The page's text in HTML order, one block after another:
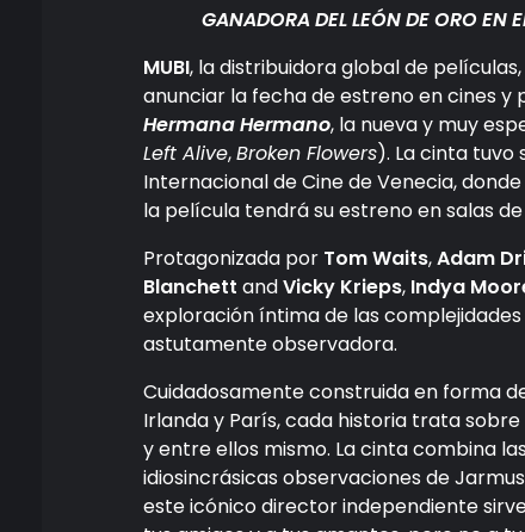
GANADORA DEL LEÓN DE ORO EN
MUBI, la distribuidora global de
anunciar la fecha de estreno en cines
Hermana Hermano, la nueva y muy
Left Alive,Broken Flowers). La cinta tuvo
Internacional de Cine de Venecia,
la película tendrá su estreno en salas
Protagonizada por Tom Waits,Adam
Blanchett andVicky Krieps, Indya
exploración íntima de las
astutamente observadora.
Cuidadosamente construida en forma
Irlanda y París, cada historia trata
y entre ellos mismo. La cinta combina
idiosincrásicas observaciones de
este icónico director independiente